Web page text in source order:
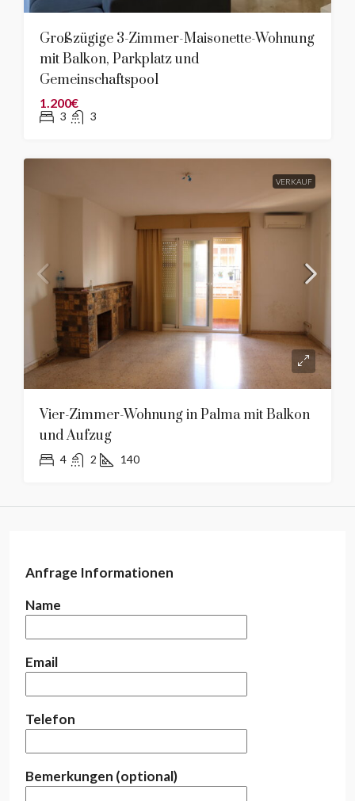
Großzügige 3-Zimmer-Maisonette-Wohnung
mit Balkon, Parkplatz und
Gemeinschaftspool
1.200€
3 3
VERKAUF
Vier-Zimmer-Wohnung in Palma mit Balkon
und Aufzug
4 2 140
Anfrage Informationen
Name
Email
Telefon
Bemerkungen (optional)